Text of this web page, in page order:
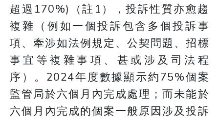
超過170%)（註1），投訴性質亦愈趨
複雜（例如一個投訴包含多個投訴事
項、牽涉如法例規定、公契問題、招標
事宜等複雜事項、甚或涉及司法程
序）。2024年度數據顯示約75%個案
監管局於六個月內完成處理；而未能於
六個月內完成的個案一般原因涉及投訴